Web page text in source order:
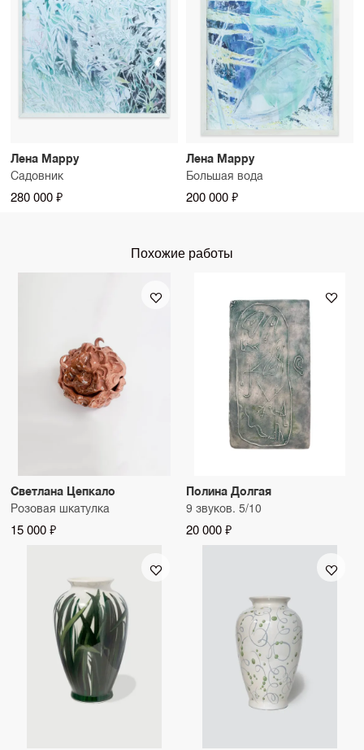
Лена Марру
Садовник
280 000 ₽
Лена Марру
Большая вода
200 000 ₽
Похожие работы
Светлана Цепкало
Розовая шкатулка
15 000 ₽
Полина Долгая
9 звуков. 5/10
20 000 ₽